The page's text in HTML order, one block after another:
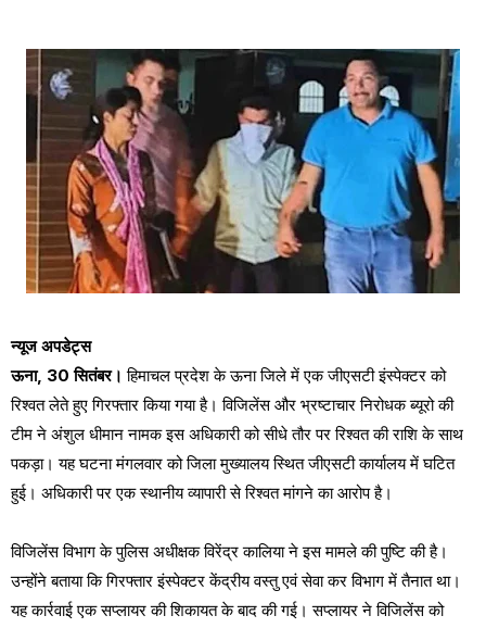
न्यूज अपडेट्स
ऊना, 30 सितंबर।हिमाचल प्रदेश के ऊना जिले में एक जीएसटी इंस्पेक्टर को
रिश्वत लेते हुए गिरफ्तार किया गया है। विजिलेंस और भ्रष्टाचार निरोधक ब्यूरो की
टीम ने अंशुल धीमान नामक इस अधिकारी को सीधे तौर पर रिश्वत की राशि के साथ
पकड़ा। यह घटना मंगलवार को जिला मुख्यालय स्थित जीएसटी कार्यालय में घटित
हुई। अधिकारी पर एक स्थानीय व्यापारी से रिश्वत मांगने का आरोप है।
विजिलेंस विभाग के पुलिस अधीक्षक विरेंद्र कालिया ने इस मामले की पुष्टि की है।
उन्होंने बताया कि गिरफ्तार इंस्पेक्टर केंद्रीय वस्तु एवं सेवा कर विभाग में तैनात था।
यह कार्रवाई एक सप्लायर की शिकायत के बाद की गई। सप्लायर ने विजिलेंस को